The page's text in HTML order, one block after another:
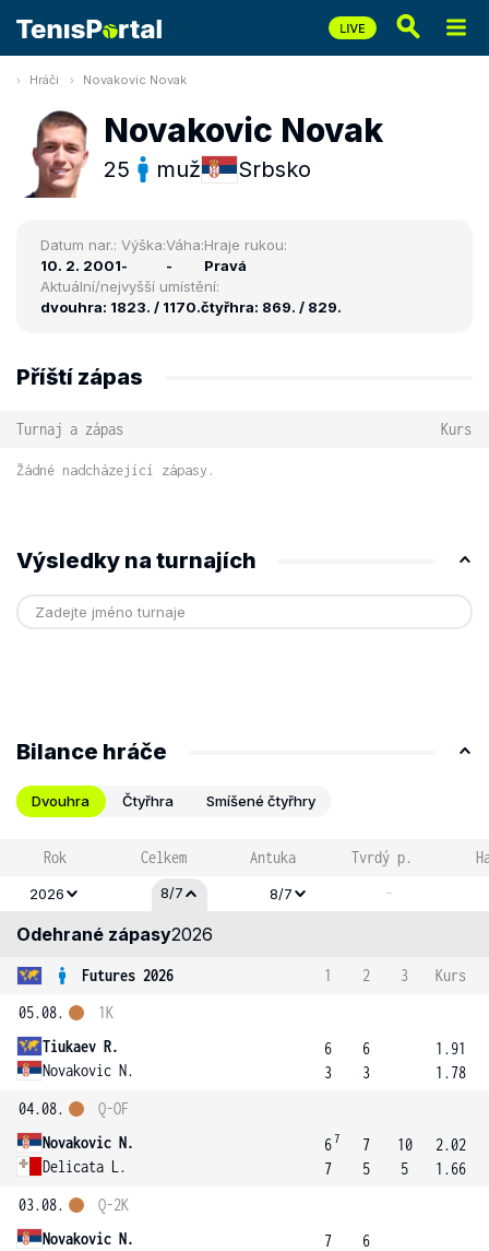
Hráči Novakovic Novak
Novakovic Novak
25 muž Srbsko
Datum nar.:
10. 2. 2001
Výška:
-
Váha:
-
Hraje rukou:
Pravá
Aktuální/nejvyšší umístění:
dvouhra: 1823. / 1170.čtyřhra: 869. / 829.
Příští zápas
Turnaj a zápas Kurs
Žádné nadcházející zápasy.
Výsledky na turnajích
Bilance hráče
Dvouhra Čtyřhra Smíšené čtyřhry
Rok Celkem Antuka Tvrdý p.
2026 8/7 8/7 -
Odehrané zápasy2026
Futures 2026 1 2 3
Kurs
05.08.
Tiukaev R.
Novakovic N.
1K
6
3
6
3
1.91
1.78
04.08.
Novakovic N.
Delicata L.
Q-OF
67
7
7
5
10
5
2.02
1.66
03.08.
Novakovic N.
Q-2K
7
6